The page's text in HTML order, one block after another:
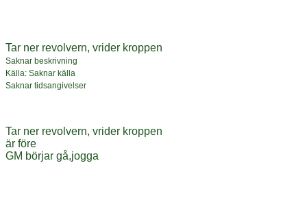
Tar ner revolvern, vrider kroppen
Saknar beskrivning
Källa: Saknar källa
Saknar tidsangivelser
Tar ner revolvern, vrider kroppen
är före
GM börjar gå,jogga